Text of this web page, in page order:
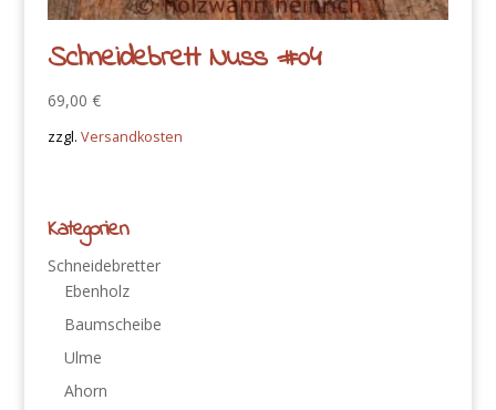
Schneidebrett Nuss #04
69,00 €
zzgl. Versandkosten
Kategorien
Schneidebretter
Ebenholz
Baumscheibe
Ulme
Ahorn